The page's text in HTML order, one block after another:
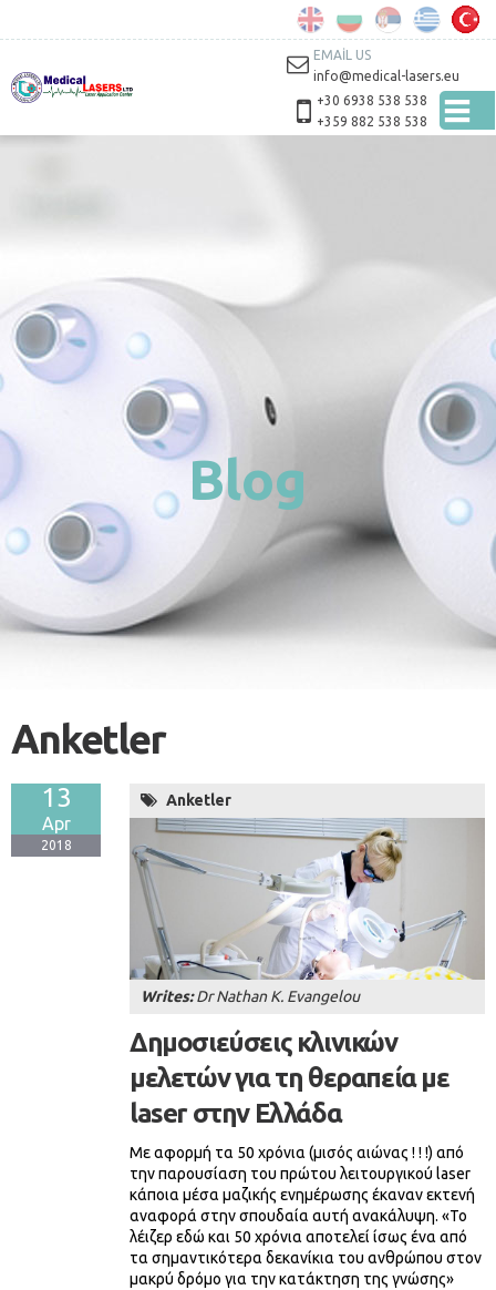
+30 6938 538 538
+359 882 538 538
EMAIL US
info@medical-lasers.eu
Blog
Anketler
13
Apr
2018
Anketler
Writes:Dr Nathan K. Evangelou
Δημοσιεύσεις κλινικών
μελετών για τη θεραπεία με
laser στην Ελλάδα
Με αφορμή τα 50 χρόνια (μισός αιώνας ! ! !) από
την παρουσίαση του πρώτου λειτουργικού laser
κάποια μέσα μαζικής ενημέρωσης έκαναν εκτενή
αναφορά στην σπουδαία αυτή ανακάλυψη. «Το
λέιζερ εδώ και 50 χρόνια αποτελεί ίσως ένα από
τα σημαντικότερα δεκανίκια του ανθρώπου στον
μακρύ δρόμο για την κατάκτηση της γνώσης»